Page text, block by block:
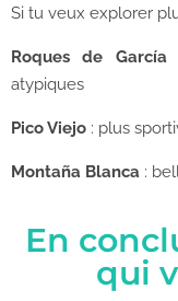
Si tu veux explorer
Roques de García
atypiques
Pico Viejo : plus
Montaña Blanca :
En
qui